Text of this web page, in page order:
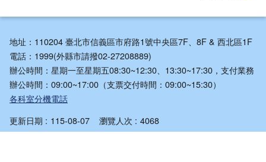
地址：110204 臺北市信義區市府路1號中央區7F、8F & 西北區1F
電話：1999(外縣市請撥02-27208889)
辦公時間：星期一至星期五08:30~12:30、13:30~17:30，支付業務
辦公時間：09:00~17:00（支票交付時間：09:00~15:30）
各科室分機電話
更新日期
115-08-07 瀏覽人次 4068